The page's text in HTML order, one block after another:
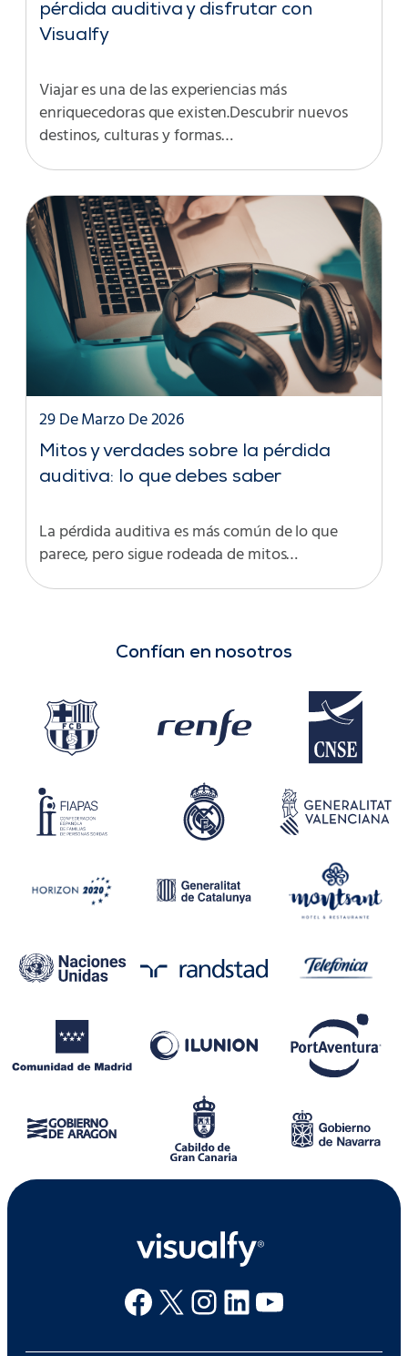
pérdida auditiva y disfrutar con
Visualfy
Viajar es una de las experiencias más
enriquecedoras que existen.Descubrir nuevos
destinos, culturas y formas…
Mitos y verdades sobre la pérdida
auditiva: lo que debes saber
29 De Marzo De 2026
La pérdida auditiva es más común de lo que
parece, pero sigue rodeada de mitos…
Confían en nosotros
Facebook
X Instagram
Linkedin
Youtube